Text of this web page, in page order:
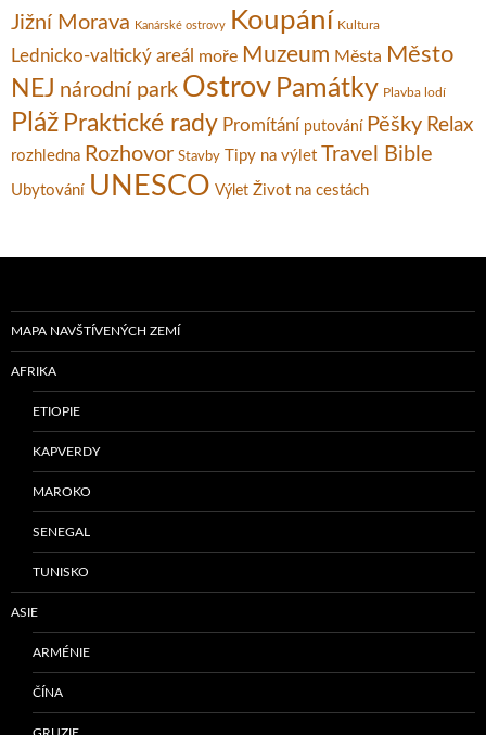
Jižní Morava Kanárské ostrovy Koupání Kultura
Lednicko-valtický areál moře Muzeum Města Město
NEJ národní park Ostrov Památky Plavba lodí
Pláž Praktické rady Promítání putování Pěšky Relax
rozhledna Rozhovor Stavby Tipy na výlet Travel Bible
Ubytování UNESCO Výlet Život na cestách
MAPA NAVŠTÍVENÝCH ZEMÍ
AFRIKA
ETIOPIE
KAPVERDY
MAROKO
SENEGAL
TUNISKO
ASIE
ARMÉNIE
ČÍNA
GRUZIE